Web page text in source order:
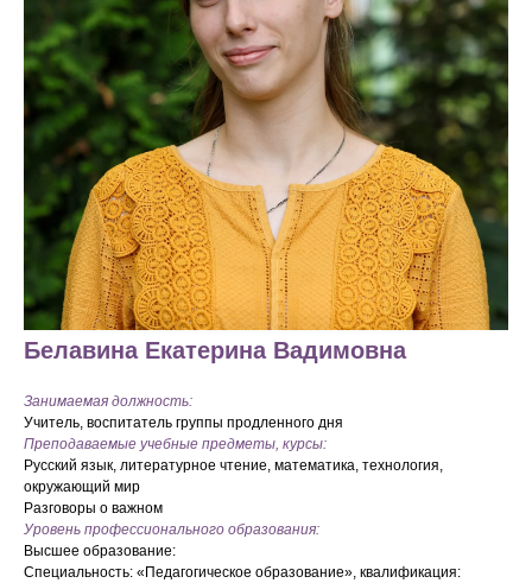
Белавина Екатерина Вадимовна
Занимаемая должность:
Учитель, воспитатель группы продленного дня
Преподаваемые учебные предметы, курсы:
Русский язык, литературное чтение, математика, технология,
окружающий мир
Разговоры о важном
Уровень профессионального образования:
Высшее образование:
Специальность: «Педагогическое образование», квалификация: